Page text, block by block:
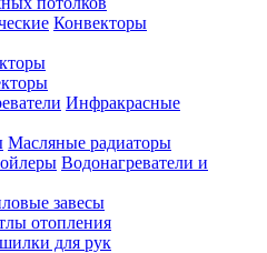
Конвекторы
Инфракрасные
Масляные радиаторы
Водонагреватели и
завесы
отопления
для рук